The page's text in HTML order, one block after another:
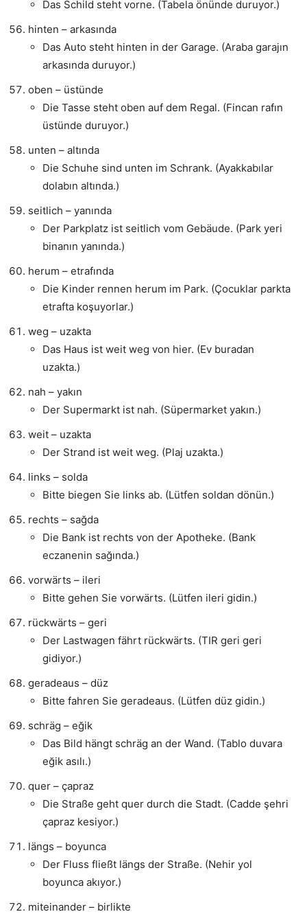
Das Schild steht vorne. (Tabela önünde duruyor.)
hinten – arkasında
Das Auto steht hinten in der Garage. (Araba garajın
arkasında duruyor.)
oben – üstünde
Die Tasse steht oben auf dem Regal. (Fincan rafın
üstünde duruyor.)
unten – altında
Die Schuhe sind unten im Schrank. (Ayakkabılar
dolabın altında.)
seitlich – yanında
Der Parkplatz ist seitlich vom Gebäude. (Park yeri
binanın yanında.)
herum – etrafında
Die Kinder rennen herum im Park. (Çocuklar parkta
etrafta koşuyorlar.)
weg – uzakta
Das Haus ist weit weg von hier. (Ev buradan
uzakta.)
nah – yakın
Der Supermarkt ist nah. (Süpermarket yakın.)
weit – uzakta
Der Strand ist weit weg. (Plaj uzakta.)
links – solda
Bitte biegen Sie links ab. (Lütfen soldan dönün.)
rechts – sağda
Die Bank ist rechts von der Apotheke. (Bank
eczanenin sağında.)
vorwärts – ileri
Bitte gehen Sie vorwärts. (Lütfen ileri gidin.)
rückwärts – geri
Der Lastwagen fährt rückwärts. (TIR geri geri
gidiyor.)
geradeaus – düz
Bitte fahren Sie geradeaus. (Lütfen düz gidin.)
schräg – eğik
Das Bild hängt schräg an der Wand. (Tablo duvara
eğik asılı.)
quer – çapraz
Die Straße geht quer durch die Stadt. (Cadde şehri
çapraz kesiyor.)
längs – boyunca
Der Fluss fließt längs der Straße. (Nehir yol
boyunca akıyor.)
miteinander – birlikte